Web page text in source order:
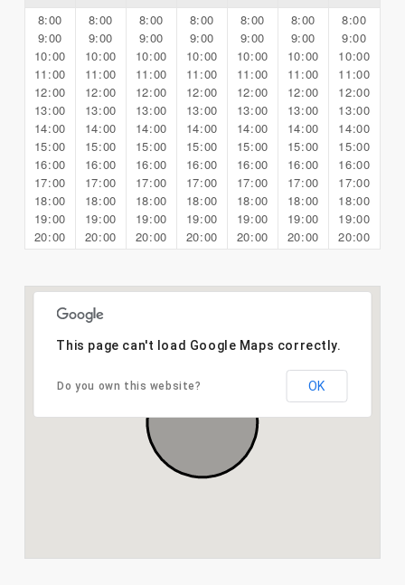
8:00
9:00
10:00
11:00
12:00
13:00
14:00
15:00
16:00
17:00
18:00
19:00
20:00
8:00
9:00
10:00
11:00
12:00
13:00
14:00
15:00
16:00
17:00
18:00
19:00
20:00
8:00
9:00
10:00
11:00
12:00
13:00
14:00
15:00
16:00
17:00
18:00
19:00
20:00
8:00
9:00
10:00
11:00
12:00
13:00
14:00
15:00
16:00
17:00
18:00
19:00
20:00
8:00
9:00
10:00
11:00
12:00
13:00
14:00
15:00
16:00
17:00
18:00
19:00
20:00
8:00
9:00
10:00
11:00
12:00
13:00
14:00
15:00
16:00
17:00
18:00
19:00
20:00
8:00
9:00
10:00
11:00
12:00
13:00
14:00
15:00
16:00
17:00
18:00
19:00
20:00
This page can't load Google Maps correctly.
Do you own this website? OK